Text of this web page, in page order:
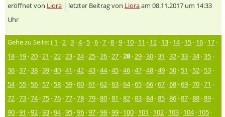
eröffnet von Liora | letzter Beitrag von Lioraam 08.11.2017 um 14:33
Uhr
Gehe zu Seite: ( 1 ·2 ·3 ·4· 5 ·6 ·7 ·8 ·9 · 10 · 11 · 12 · 13 · 14· 15 · 16 · 17 ·
18 · 19 ·20 ·21 ·22 ·23 ·24·25 ·26 ·27 ·28·29 ·30 ·31 ·32 ·33 ·34·35 ·
36 ·37 ·38 ·39 ·40 ·41 ·42 ·43 ·44·45 ·46 ·47 ·48 ·49 · 50 · 51 · 52 · 53 ·
54· 55 · 56 · 57 · 58 · 59 ·60 ·61 ·62 ·63 ·64·65 ·66 ·67 ·68 ·69 ·70 ·71 ·
72 ·73 ·74·75 ·76 ·77 ·78 ·79 ·80 ·81 ·82 ·83 ·84·85 ·86 ·87 ·88 ·89 ·
90 ·91 ·92 ·93 ·94·95 ·96 ·97 ·98 ·99 · 100 · 101 · 102 · 103 · 104· 105 ·